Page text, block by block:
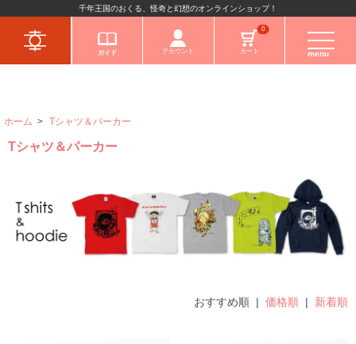
キャラクターか
千年王国のおくる、怪奇と幻想のオンラインショップ！
ガイド アカウント
0
カート menu
ホーム > Tシャツ＆パーカー
Tシャツ＆パーカー
おすすめ順 | 価格順 | 新着順